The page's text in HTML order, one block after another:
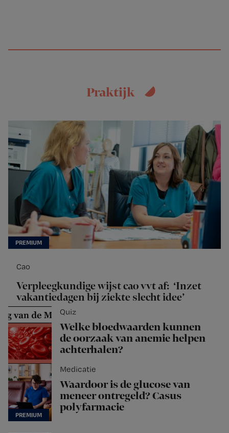
Praktijk
Cao
Verpleegkundige wijst cao vvt af: ‘Inzet
vakantiedagen bij ziekte slecht idee’
Quiz
Welke bloedwaarden kunnen
de oorzaak van anemie helpen
achterhalen?
Medicatie
Waardoor is de glucose van
meneer ontregeld? Casus
polyfarmacie